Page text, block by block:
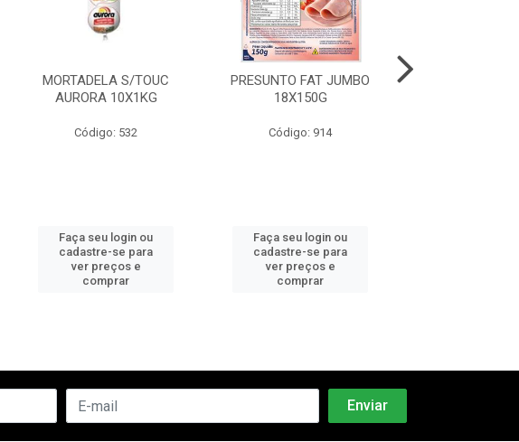
MORTADELA S/TOUC
AURORA 10X1KG
Código: 532
Faça seu login ou
cadastre-se para
ver preços e
comprar
PRESUNTO FAT JUMBO
18X150G
Código: 914
Faça seu login ou
cadastre-se para
ver preços e
comprar